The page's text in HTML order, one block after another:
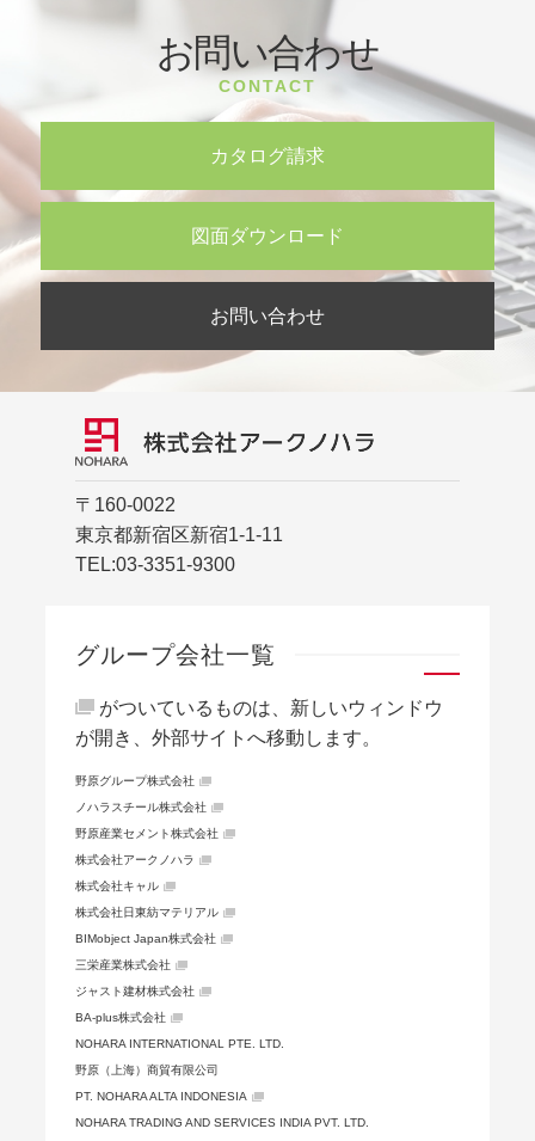
お問い合わせ
CONTACT
カタログ請求
図面ダウンロード
お問い合わせ
〒160-0022
東京都新宿区新宿1-1-11
TEL:03-3351-9300
グループ会社一覧
がついているものは、新しいウィンドウ
が開き、外部サイトへ移動します。
野原グループ株式会社
ノハラスチール株式会社
野原産業セメント株式会社
株式会社アークノハラ
株式会社キャル
株式会社日東紡マテリアル
BIMobject Japan株式会社
三栄産業株式会社
ジャスト建材株式会社
BA-plus株式会社
NOHARA INTERNATIONAL PTE. LTD.
野原（上海）商貿有限公司
PT. NOHARA ALTA INDONESIA
NOHARA TRADING AND SERVICES INDIA PVT. LTD.